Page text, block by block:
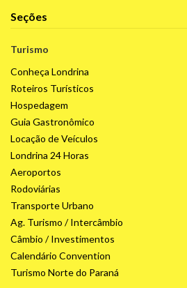
Seções
Turismo
Conheça Londrina
Roteiros Turísticos
Hospedagem
Guia Gastronômico
Locação de Veículos
Londrina 24 Horas
Aeroportos
Rodoviárias
Transporte Urbano
Ag. Turismo / Intercâmbio
Câmbio / Investimentos
Calendário Convention
Turismo Norte do Paraná